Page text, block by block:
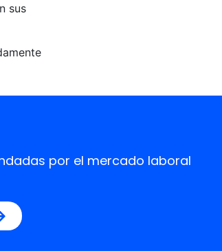
sus
por el mercado laboral